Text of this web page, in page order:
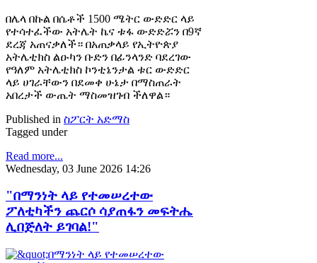
በሌላ በኩል በሴቶች 1500 ሜትር ውድድር ላይ
የተሳተፈችው አትሌት ኬና ቱፋ ውድድሯን በ9ኛ
ደረጃ አጠናቃለች። በአጠቃላይ የኢትዮጵያ
አትሌቲክስ ልዑካን ቡድን በፊንላንድ ባደረገው
የዓለም አትሌቲክስ ኮንቲኔንታል ቱር ውድድር
ላይ ሀገራቸውን በደመቀ ሁኔታ በማስጠራት
አበረታች ውጤት ማስመዝገብ ችለዋል።
Published in ስፖርት አድማስ
Tagged under
Read more...
Wednesday, 03 June 2026 14:26
"በማንነት ላይ የተመሠረተው
ፖለቲካችን ጨርሶ ሳያጠፋን መፍትሔ
ሊበጅለት ይገባል!"